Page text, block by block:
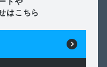
はこちら